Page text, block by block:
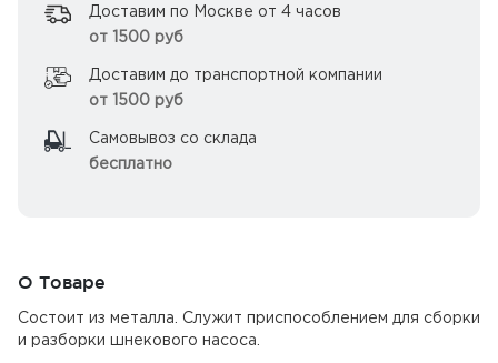
Доставим по Москве от 4 часов
от 1500 руб
Доставим до транспортной компании
от 1500 руб
Самовывоз со склада
бесплатно
О Товаре
Состоит из металла. Служит приспособлением для сборки
и разборки шнекового насоса.